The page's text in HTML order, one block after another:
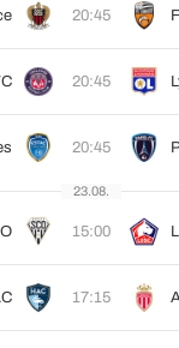
20:45
20:45
20:45
23.08.
15:00
17:15